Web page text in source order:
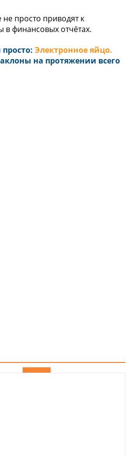
просто приводят к
финансовых отчётах.
Электронное яйцо.
на протяжении всего